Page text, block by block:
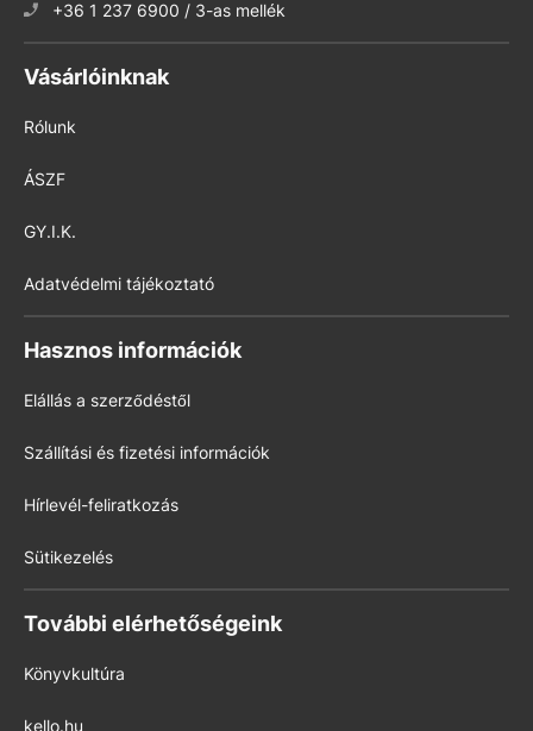
+36 1 237 6900 / 3-as mellék
Vásárlóinknak
Rólunk
ÁSZF
GY.I.K.
Adatvédelmi tájékoztató
Hasznos információk
Elállás a szerződéstől
Szállítási és fizetési információk
Hírlevél-feliratkozás
Sütikezelés
További elérhetőségeink
Könyvkultúra
kello.hu